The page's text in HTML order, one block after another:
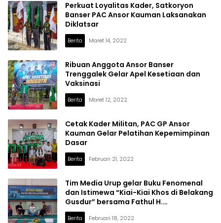
Perkuat Loyalitas Kader, Satkoryon
Banser PAC Ansor Kauman Laksanakan
Diklatsar
Berita Maret 14, 2022
Ribuan Anggota Ansor Banser
Trenggalek Gelar Apel Kesetiaan dan
Vaksinasi
Berita Maret 12, 2022
Cetak Kader Militan, PAC GP Ansor
Kauman Gelar Pelatihan Kepemimpinan
Dasar
Berita Februari 21, 2022
Tim Media Urup gelar Buku Fenomenal
dan Istimewa “Kiai-Kiai Khos di Belakang
Gusdur” bersama Fathul H.
Pranatapraja
Berita Februari 18, 2022